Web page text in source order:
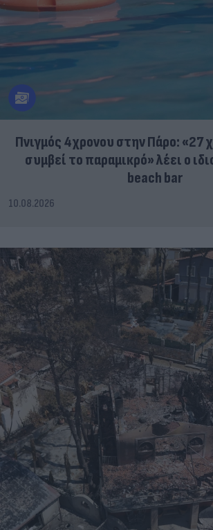
Πνιγμός 4χρονου στην Πάρο: «27
συμβεί το παραμικρό» λέει ο
beach bar
10.08.2026